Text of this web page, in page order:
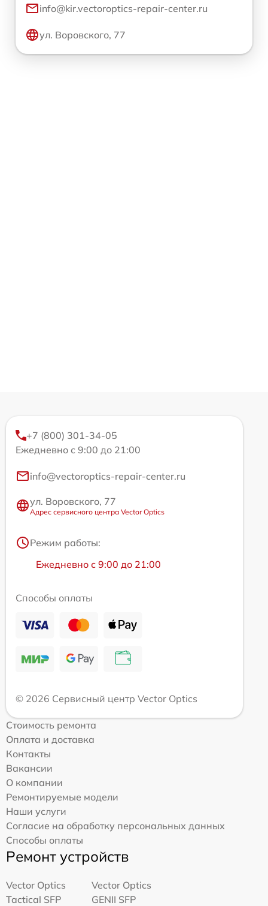
info@kir.vectoroptics-repair-center.ru
ул. Воровского, 77
+7 (800) 301-34-05
Ежедневно с 9:00 до 21:00
info@vectoroptics-repair-center.ru
ул. Воровского, 77
Адрес сервисного центра Vector Optics
Режим работы:
Ежедневно с 9:00 до 21:00
Способы оплаты
© 2026 Сервисный центр Vector Optics
Стоимость ремонта
Оплата и доставка
Контакты
Вакансии
О компании
Ремонтируемые модели
Наши услуги
Согласие на обработку персональных данных
Способы оплаты
Ремонт устройств
Vector Optics
Tactical SFP
Vector Optics
GENII SFP